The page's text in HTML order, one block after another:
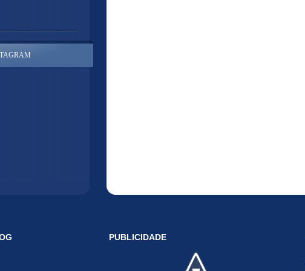
PUBLICIDADE